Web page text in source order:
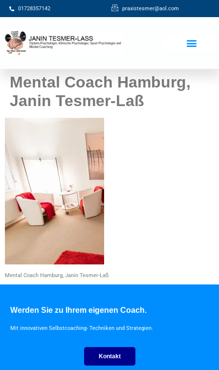
01728357142 praxistesmer@aol.com​
Mental Coach Hamburg,
Janin Tesmer-Laß
Mental Coach Hamburg, Janin Tesmer-Laß
Werden Sie zu Ihrem eigenen Coach.
Mit innovativen Selbstcoaching- Techniken und Strategien.
Kontakt